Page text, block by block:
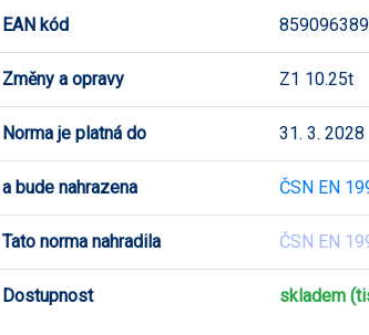
EAN kód
Změny a opravy Z1 10.25t
Norma je platná do 31. 3. 2028
a bude nahrazena ČSN EN
Tato norma nahradila ČSN EN
Dostupnost skladem